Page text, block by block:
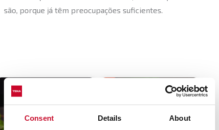
Consent Details About
são, porque já têm preocupações suficientes.